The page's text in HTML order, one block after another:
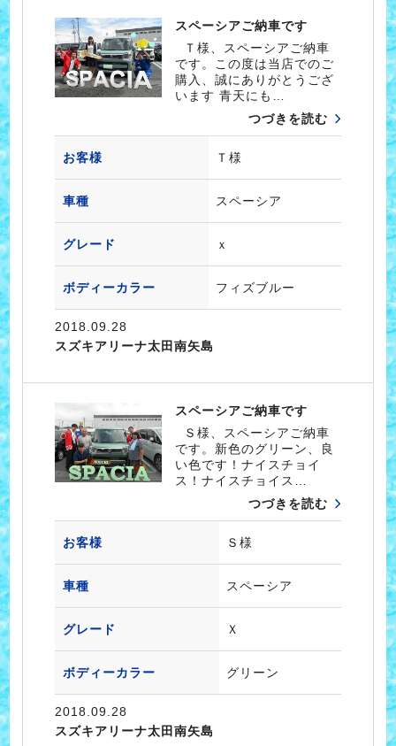
スペーシアご納車です
Ｔ様、スペーシアご納車
です。この度は当店でのご
購入、誠にありがとうござ
います 青天にも…
つづきを読む
お客様 Ｔ様
車種 スペーシア
グレード ｘ
ボディーカラー フィズブルー
2018.09.28
スズキアリーナ太田南矢島
スペーシアご納車です
Ｓ様、スペーシアご納車
です。新色のグリーン、良
い色です！ナイスチョイ
ス！ナイスチョイス…
つづきを読む
お客様 Ｓ様
車種 スペーシア
グレード Ｘ
ボディーカラー グリーン
2018.09.28
スズキアリーナ太田南矢島